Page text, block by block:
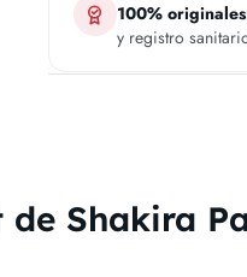
100%
y registro
Shakira